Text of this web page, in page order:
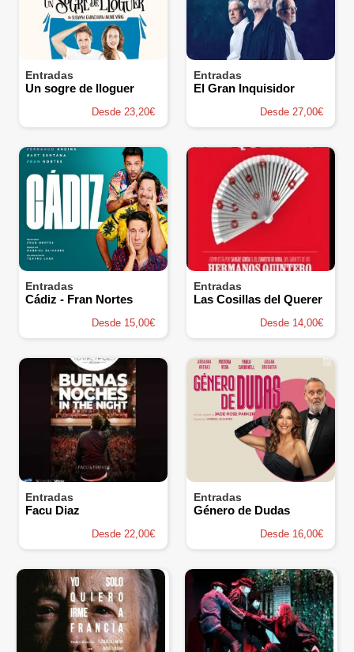
Entradas
Un sogre de lloguer
Desde 23,20€
Entradas
El Gran Inquisidor
Desde 27,00€
Entradas
Cádiz - Fran Nortes
Desde 15,00€
Entradas
Las Cosillas del Querer
Desde 14,00€
Entradas
Facu Diaz
Desde 22,00€
Entradas
Género de Dudas
Desde 16,00€